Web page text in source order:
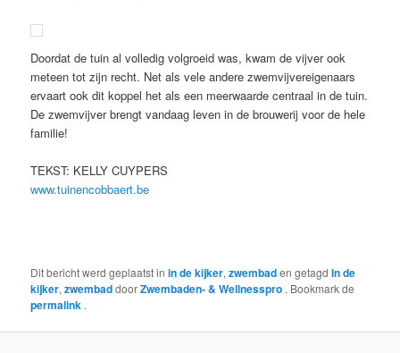
Doordat de tuin al volledig volgroeid was, kwam de vijver ook
meteen tot zijn recht. Net als vele andere zwemvijvereigenaars
ervaart ook dit koppel het als een meerwaarde centraal in de tuin.
De zwemvijver brengt vandaag leven in de brouwerij voor de hele
familie!
TEKST: KELLY CUYPERS
www.tuinencobbaert.be
Dit bericht werd geplaatst inin de kijker,zwembaden getagdIn de
kijker,zwembaddoorZwembaden- & Wellnesspro . Bookmark de
permalink .